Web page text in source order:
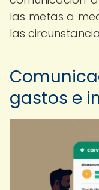
las metas a
las
gastos e